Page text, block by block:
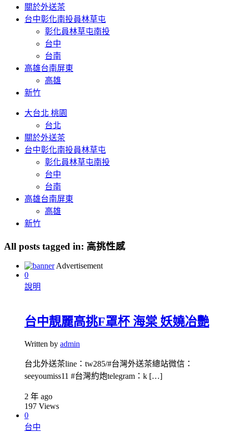
關於外送茶
台中彰化南投員林草屯
彰化員林草屯南投
台中
台南
高雄台南屏東
高雄
新竹
大台北 桃園
台北
關於外送茶
台中彰化南投員林草屯
彰化員林草屯南投
台中
台南
高雄台南屏東
高雄
新竹
All posts tagged in: 高挑性感
Advertisement
0
說明
台中靚麗高挑F罩杯 海棠 妖嬈冶艷
Written by admin
台北外送茶line：tw285/#台灣外送茶總站微信：
seeyoumiss11 #台灣約炮telegram：k […]
2 年 ago
197 Views
0
台中